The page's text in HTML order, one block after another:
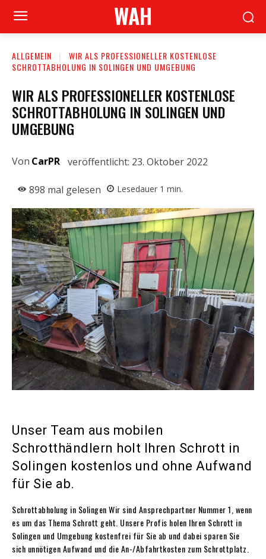
WAH
ALLGEMEIN
WIR ALS PROFESSIONELLER KOSTENLOSE
SCHROTTABHOLUNG IN SOLINGEN UND UMGEBUNG
WIR ALS PROFESSIONELLER KOSTENLOSE
SCHROTTABHOLUNG IN SOLINGEN UND
UMGEBUNG
Von CarPR veröffentlicht: 23. Oktober 2022
898 mal gelesen Lesedauer 1 min.
Unser Team aus mobilen
Schrotthändlern holt Ihren Schrott in
Solingen kostenlos und ohne Aufwand
für Sie ab.
Schrottabholung in Solingen Wir sind Ansprechpartner Nummer 1, wenn
es um das Thema Schrott geht. Unsere Profis holen Ihren Schrott in
Solingen und Umgebung kostenfrei für Sie ab und dabei sparen Sie
sich unnötigen Aufwand und die An-/Abfahrtkosten zum Schrottplatz.